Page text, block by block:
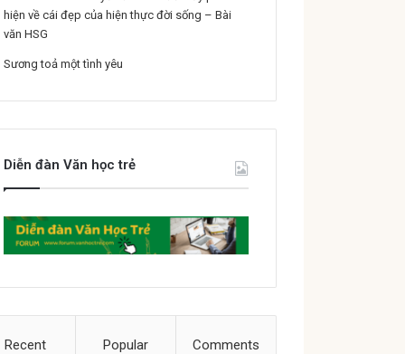
hiện về cái đẹp của hiện thực đời sống – Bài
văn HSG
Sương toả một tình yêu
Diễn đàn Văn học trẻ
Recent Popular Comments